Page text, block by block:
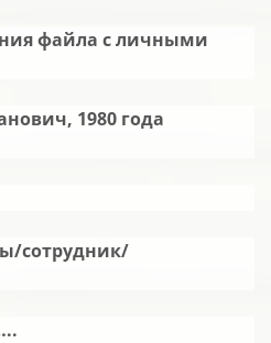
файла с личными
1980 года
сотрудник/